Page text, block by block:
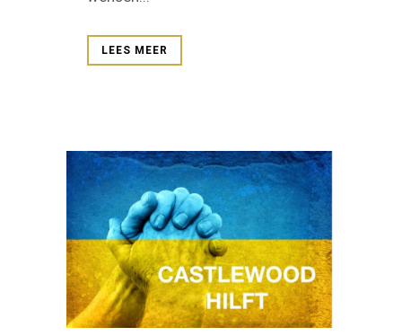
LEES MEER